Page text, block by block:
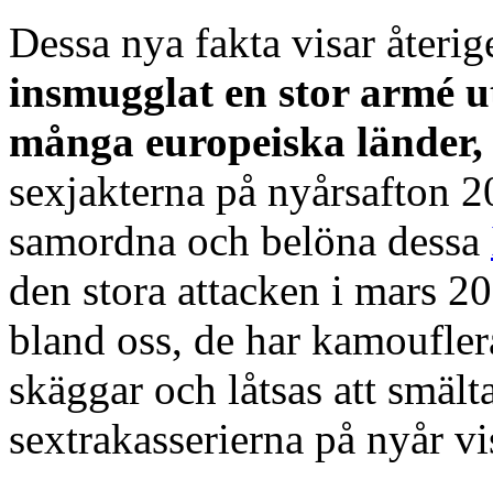
Dessa nya fakta visar
insmugglat en stor armé
många europeiska länder,
sexjakterna på nyårsafton
samordna och belöna dessa
den stora attacken i mars
bland oss, de har
skäggar och låtsas att
sextrakasserierna på nyår